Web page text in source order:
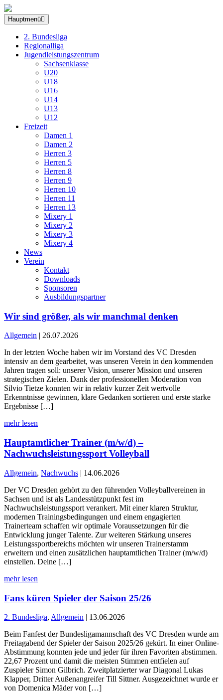
Hauptmenü
2. Bundesliga
Regionalliga
Jugendleistungszentrum
Sachsenklasse
U20
U18
U16
U14
U13
U12
Freizeit
Damen 1
Damen 2
Herren 3
Herren 5
Herren 8
Herren 9
Herren 10
Herren 11
Herren 13
Mixery 1
Mixery 2
Mixery 3
Mixery 4
News
Verein
Kontakt
Downloads
Sponsoren
Ausbildungspartner
Wir sind größer, als wir manchmal denken
Allgemein | 26.07.2026
In der letzten Woche haben wir im Vorstand des VC Dresden
intensiv an dem gearbeitet, was unseren Verein in den kommenden
Jahren tragen soll: unserer Vision, unserer Mission und unseren
strategischen Zielen. Dank der professionellen Moderation von
Silvio Tietze konnten wir in relativ kurzer Zeit wertvolle
Erkenntnisse gewinnen, klare Gedanken sortieren und erste starke
Ergebnisse […]
mehr lesen
Hauptamtlicher Trainer (m/w/d) –
Nachwuchsleistungssport Volleyball
Allgemein, Nachwuchs | 14.06.2026
Der VC Dresden gehört zu den führenden Volleyballvereinen in
Sachsen und ist als Landesstützpunkt fest im
Nachwuchsleistungssport verankert. Mit einer klaren Struktur,
modernen Trainingsbedingungen und einem engagierten
Trainerteam schaffen wir optimale Voraussetzungen für die
Entwicklung junger Talente. Zur weiteren Stärkung unseres
Leistungssportbereichs möchten wir unseren Trainerstamm
erweitern und einen zusätzlichen hauptamtlichen Trainer (m/w/d)
einstellen. Deine […]
mehr lesen
Fans küren Spieler der Saison 25/26
2. Bundesliga, Allgemein | 13.06.2026
Beim Fanfest der Bundesligamannschaft des VC Dresden wurde am
Freitagabend der Spieler der Saison 2025/26 gekürt. In einer Online-
Abstimmung konnten jede und jeder für ihren Favoriten abstimmen.
22,67 Prozent und damit die meisten Stimmen entfielen auf
Zuspieler Simon Gilbrich. Zweitplatzierter war Diagonal Lukas
Klapper, Dritter Außenangreifer Till Sittner. Ausgezeichnet wurde er
von Domenica Mäder von […]